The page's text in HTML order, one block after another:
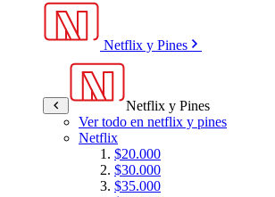
Netflix y Pines
Netflix y Pines
Ver todo en netflix y pines
Netflix
$20.000
$30.000
$35.000